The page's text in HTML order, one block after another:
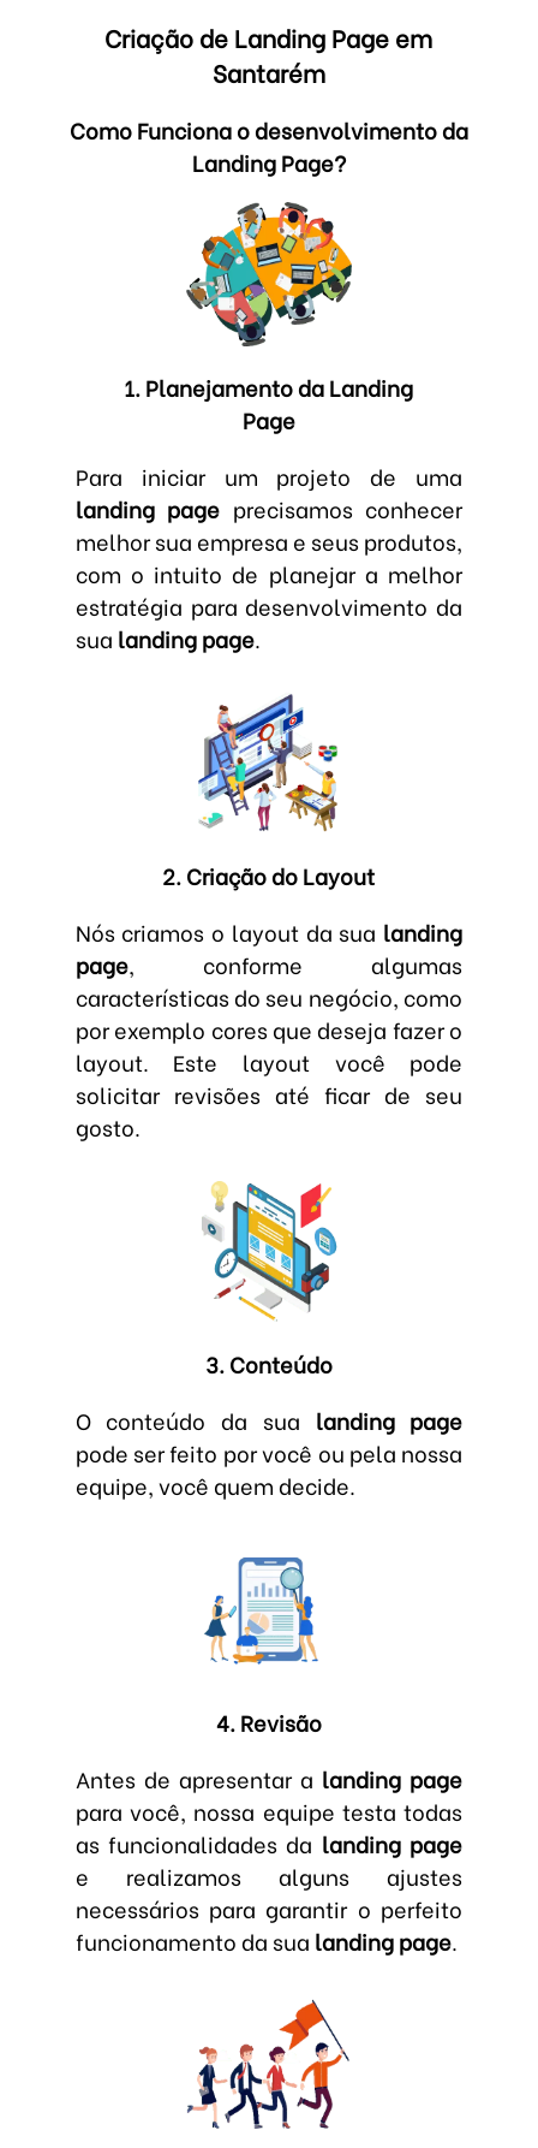
Criação de Landing Page em
Santarém
Como Funciona o desenvolvimento da
Landing Page?
1. Planejamento da Landing
Page
Para iniciar um projeto de uma
landing page precisamos conhecer
melhor sua empresa e seus produtos,
com o intuito de planejar a melhor
estratégia para desenvolvimento da
sua landing page.
2. Criação do Layout
Nós criamos o layout da sua landing
page, conforme algumas
características do seu negócio, como
por exemplo cores que deseja fazer o
layout. Este layout você pode
solicitar revisões até ficar de seu
gosto.
3. Conteúdo
O conteúdo da sua landing page
pode ser feito por você ou pela nossa
equipe, você quem decide.
4. Revisão
Antes de apresentar a landing page
para você, nossa equipe testa todas
as funcionalidades da landing page
e realizamos alguns ajustes
necessários para garantir o perfeito
funcionamento da sua landing page.